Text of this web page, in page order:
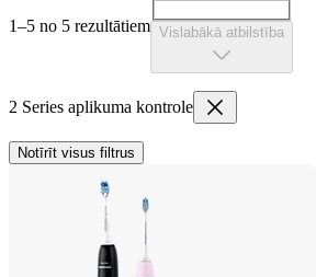
1–5 no 5 rezultātiem Vislabākā atbilstība
2 Series aplikuma kontrole
Notīrīt visus filtrus